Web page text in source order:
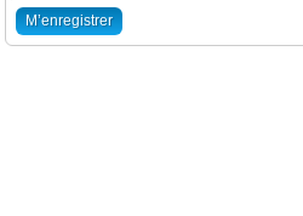
M’enregistrer